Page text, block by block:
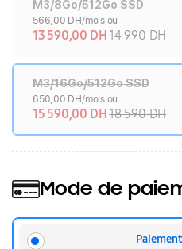
M3/8Go/512Go SSD
566,00 DH/mois ou
13 590,00 DH14 990 DH
M3/16Go/512Go SSD
650,00 DH/mois ou
15 590,00 DH18 590 DH
Mode de